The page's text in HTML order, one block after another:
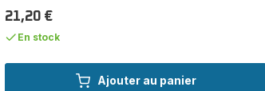
Ajouter au panier
Prix
21,20 €
En stock